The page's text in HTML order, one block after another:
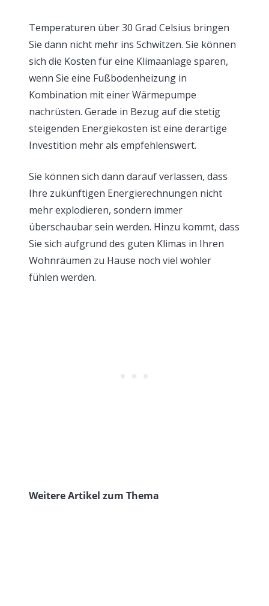
Temperaturen über 30 Grad Celsius bringen
Sie dann nicht mehr ins Schwitzen. Sie können
sich die Kosten für eine Klimaanlage sparen,
wenn Sie eine Fußbodenheizung in
Kombination mit einer Wärmepumpe
nachrüsten. Gerade in Bezug auf die stetig
steigenden Energiekosten ist eine derartige
Investition mehr als empfehlenswert.
Sie können sich dann darauf verlassen, dass
Ihre zukünftigen Energierechnungen nicht
mehr explodieren, sondern immer
überschaubar sein werden. Hinzu kommt, dass
Sie sich aufgrund des guten Klimas in Ihren
Wohnräumen zu Hause noch viel wohler
fühlen werden.
Weitere Artikel zum Thema